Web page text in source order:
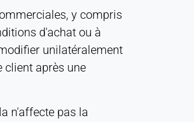
y compris
d'achat ou à
unilatéralement
client après une
n'affecte pas la